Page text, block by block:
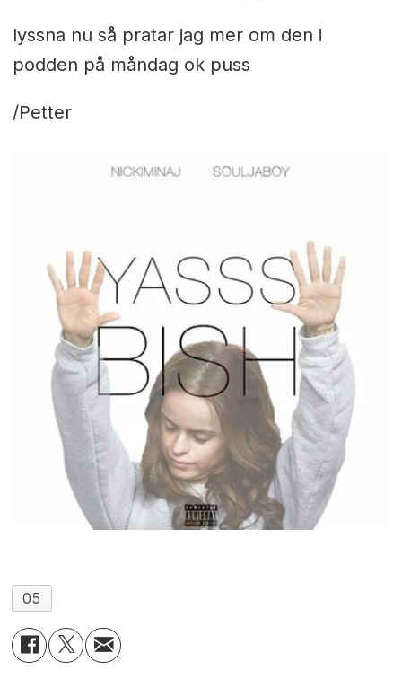
lyssna nu så pratar jag mer om den i
podden på måndag ok puss
/Petter
05